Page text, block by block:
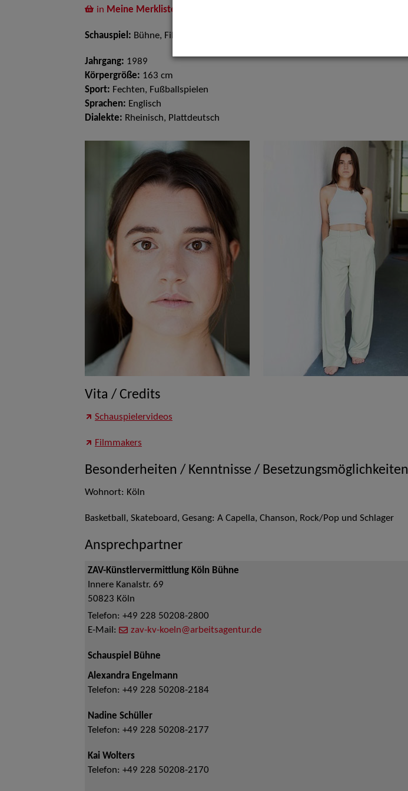
in Meine Merkliste
Schauspiel: Bühne, Film und TV
Jahrgang: 1989
Körpergröße: 163 cm
Sport: Fechten, Fußballspielen
Sprachen: Englisch
Dialekte: Rheinisch, Plattdeutsch
Vita / Credits
Schauspielervideos
Filmmakers
Besonderheiten / Kenntnisse / Besetzungsmöglichkeiten
Wohnort: Köln
Basketball, Skateboard, Gesang: A Capella, Chanson, Rock/Pop und Schlager
Ansprechpartner
ZAV-Künstlervermittlung Köln Bühne
Innere Kanalstr. 69
50823 Köln
Telefon: +49 228 50208-2800
E-Mail:
zav-kv-koeln@arbeitsagentur.de
Schauspiel Bühne
Alexandra Engelmann
Telefon: +49 228 50208-2184
Nadine Schüller
Telefon: +49 228 50208-2177
Kai Wolters
Telefon: +49 228 50208-2170